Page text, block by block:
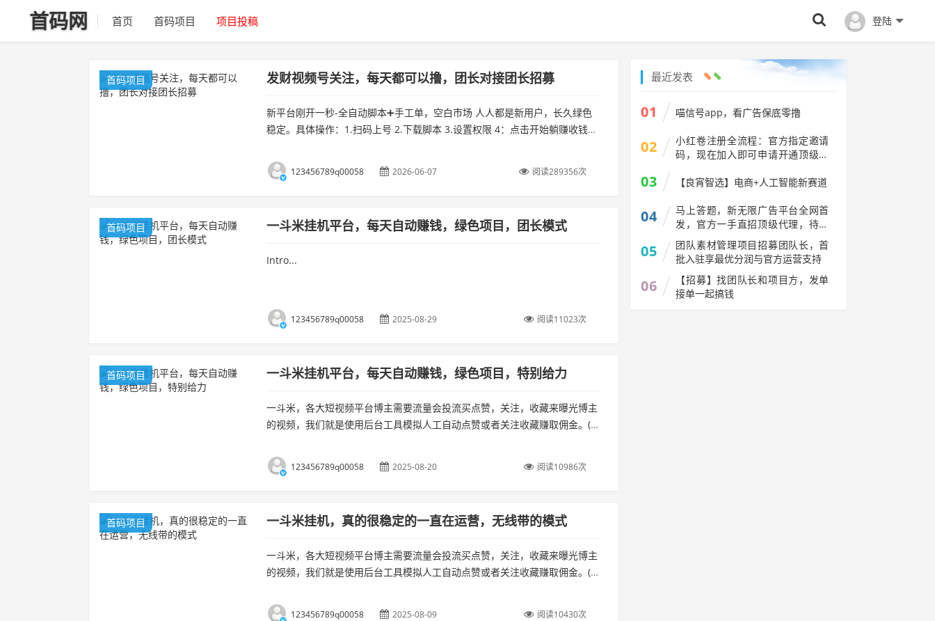
首码网 登陆
首页 首码项目 项目投稿
首码项目 发财视频号关注，每天都可以撸，团长对接团长招募
新平台刚开一秒-全自动脚本➕手工单，空白市场 人人都是新用户，长久绿色
稳定。具体操作：1.扫码上号 2.下载脚本 3.设置权限 4：点击开始躺赚收钱项
123456789q00058 2026-06-07 阅读289356次
首码项目 一斗米挂机平台，每天自动赚钱，绿色项目，团长模式
Intro...
123456789q00058 2025-08-29 阅读11023次
首码项目 一斗米挂机平台，每天自动赚钱，绿色项目，特别给力
一斗米，各大短视频平台博主需要流量会投流买点赞，关注，收藏来曝光博主
的视频，我们就是使用后台工具模拟人工自动点赞或者关注收藏赚取佣金。(独
机需...
123456789q00058 2025-08-20 阅读10986次
首码项目 一斗米挂机，真的很稳定的一直在运营，无线带的模式
一斗米，各大短视频平台博主需要流量会投流买点赞，关注，收藏来曝光博主
的视频，我们就是使用后台工具模拟人工自动点赞或者关注收藏赚取佣金。(独
机需...
123456789q00058 2025-08-09 阅读10430次
最近发表
01 喵信号app，看广告保底零撸
02
小红卷注册全流程：官方指定邀请
码，现在加入即可申请开通顶级代
03 【良宵智选】电商+人工智能新赛道
04
马上答题，新无限广告平台全网首
发，官方一手直招顶级代理，待遇
拉满
05
团队素材管理项目招募团队长，首
批入驻享最优分润与官方运营支持
06
【招募】找团队长和项目方，发单
接单一起搞钱